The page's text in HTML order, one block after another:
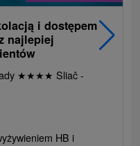
i dostępem
najlepiej
★★★★ Sliač -
HB i